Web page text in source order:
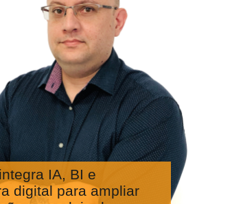
IA, BI e
digital para ampliar